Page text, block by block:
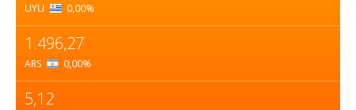
UYU 0,00%
1.496,27
ARS 0,00%
5,12